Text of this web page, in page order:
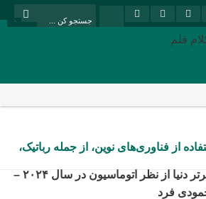
از فناوری‌های نوین، از جمله رباتیک،
کلام قلم
۱۰ کشور برتر دنیا از نظر اتوماسیون در سال ۲۰۲۴ –
فرد